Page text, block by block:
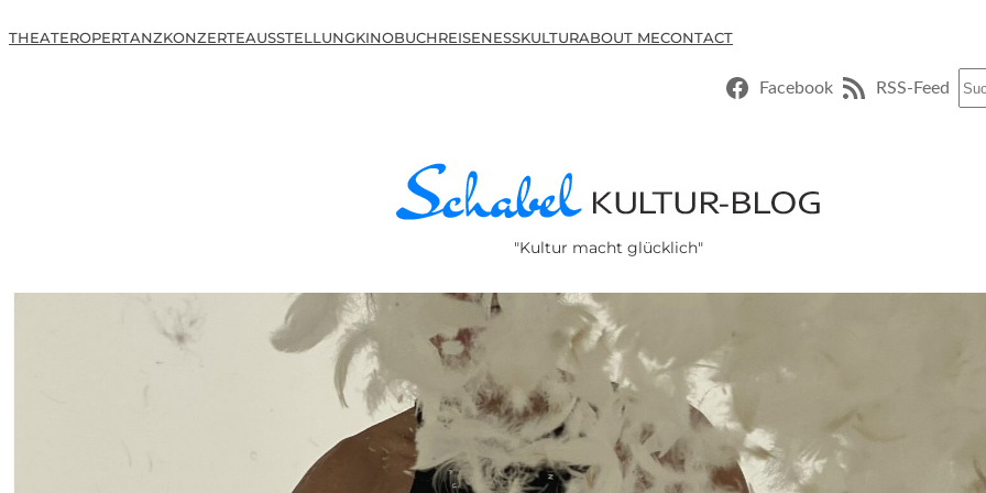
THEATEROPERTANZKONZERTEAUSSTELLUNGKINOBUCHREISENESSKULTURABOUT MECONTACT
Facebook RSS-Feed
"Kultur macht glücklich"